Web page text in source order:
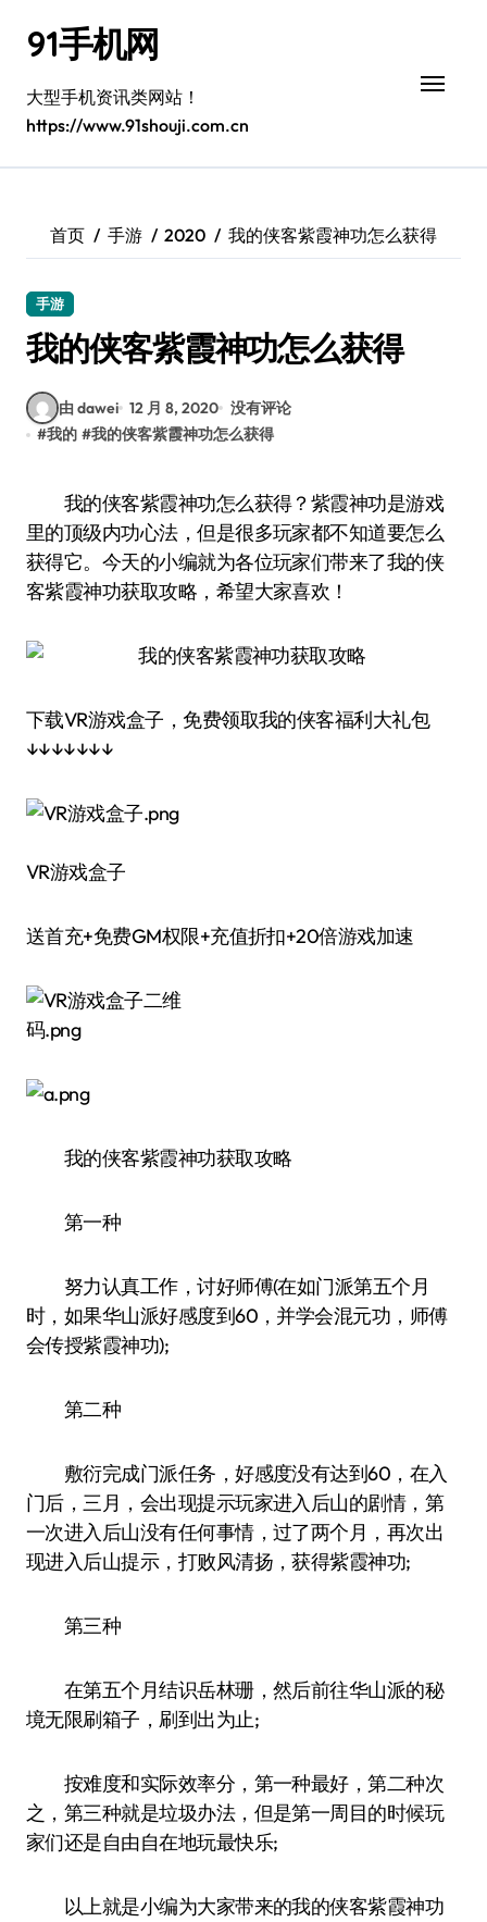
91手机网
大型手机资讯类网站！
https://www.91shouji.com.cn
首页 手游 2020 我的侠客紫霞神功怎么获得
手游
我的侠客紫霞神功怎么获得
由 dawei 12 月 8, 2020 没有评论
#我的 #我的侠客紫霞神功怎么获得
我的侠客紫霞神功怎么获得？紫霞神功是游戏
里的顶级内功心法，但是很多玩家都不知道要怎么
获得它。今天的小编就为各位玩家们带来了我的侠
客紫霞神功获取攻略，希望大家喜欢！
下载VR游戏盒子，免费领取我的侠客福利大礼包
↓↓↓↓↓↓↓
VR游戏盒子
送首充+免费GM权限+充值折扣+20倍游戏加速
我的侠客紫霞神功获取攻略
第一种
努力认真工作，讨好师傅(在如门派第五个月
时，如果华山派好感度到60，并学会混元功，师傅
会传授紫霞神功);
第二种
敷衍完成门派任务，好感度没有达到60，在入
门后，三月，会出现提示玩家进入后山的剧情，第
一次进入后山没有任何事情，过了两个月，再次出
现进入后山提示，打败风清扬，获得紫霞神功;
第三种
在第五个月结识岳林珊，然后前往华山派的秘
境无限刷箱子，刷到出为止;
按难度和实际效率分，第一种最好，第二种次
之，第三种就是垃圾办法，但是第一周目的时候玩
家们还是自由自在地玩最快乐;
以上就是小编为大家带来的我的侠客紫霞神功